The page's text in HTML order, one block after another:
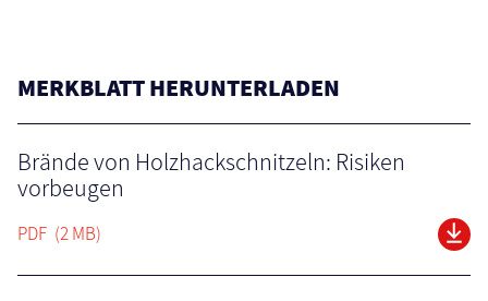
MERKBLATT HERUNTERLADEN
Brände von Holzhackschnitzeln: Risiken
vorbeugen
PDF (2 MB)